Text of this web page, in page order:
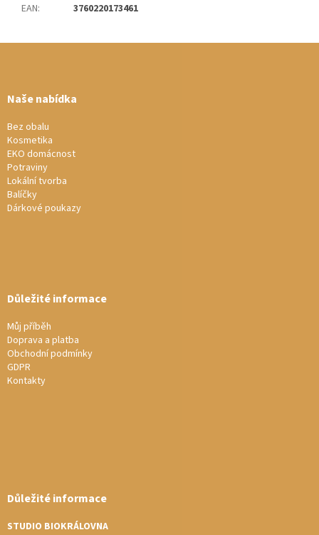
EAN: 3760220173461
Naše nabídka
Bez obalu
Kosmetika
EKO domácnost
Potraviny
Lokální tvorba
Balíčky
Dárkové poukazy
Důležité informace
Můj příběh
Doprava a platba
Obchodní podmínky
GDPR
Kontakty
Důležité informace
STUDIO BIOKRÁLOVNA